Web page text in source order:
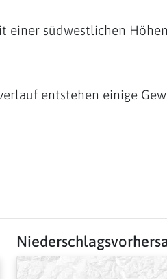
einer südwestlichen
entstehen einige